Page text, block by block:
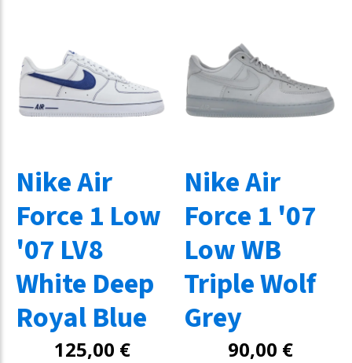
Nike Air
Force 1 Low
'07 LV8
White Deep
Royal Blue
125,00 €
Nike Air
Force 1 '07
Low WB
Triple Wolf
Grey
90,00 €